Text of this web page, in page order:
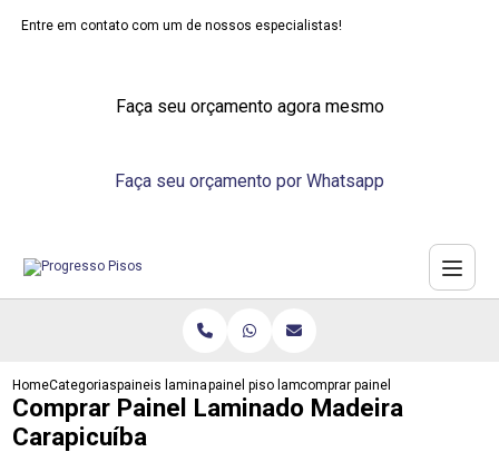
Entre em contato com um de nossos especialistas!
Faça seu orçamento agora mesmo
Faça seu orçamento por Whatsapp
HomeCategoriaspaineis laminadospainel piso laminadocomprar painel laminado
Comprar Painel Laminado Madeira
Carapicuíba